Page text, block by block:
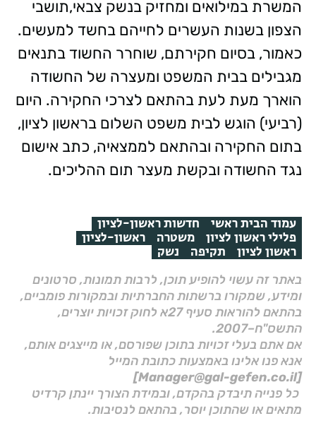
המשרת במילואים ומחזיק בנשק צבאי,תושבי
הצפון בשנות העשרים לחייהם בחשד למעשים.
כאמור, בסיום חקירתם, שוחרר החשוד בתנאים
מגבילים בבית המשפט ומעצרה של החשודה
הוארך מעת לעת בהתאם לצרכי החקירה. היום
(רביעי) הוגש לבית משפט השלום בראשון לציון,
בתום החקירה ובהתאם לממצאיה, כתב אישום
נגד החשודה ובקשת מעצר תום ההליכים.
עמוד הבית ראשי חדשות ראשון-לציון
פלילי ראשון לציון משטרה ראשון-לציון
ראשון לציון תקיפה נשק
באתר זה עשוי להופיע תוכן, לרבות תמונות, סרטונים
ומידע, שמקורו ברשתות החברתיות ובמקורות פומביים,
בהתאם להוראות סעיף 27א לחוק זכויות יוצרים,
התשס"ח–2007.
אם אתם בעלי זכויות בתוכן שפורסם, או מייצגים אותם,
אנא פנו אלינו באמצעות כתובת המייל
[Manager@gal-gefen.co.il]
כל פנייה תיבדק בהקדם, ובמידת הצורך יינתן קרדיט
מתאים או שהתוכן יוסר, בהתאם לנסיבות.